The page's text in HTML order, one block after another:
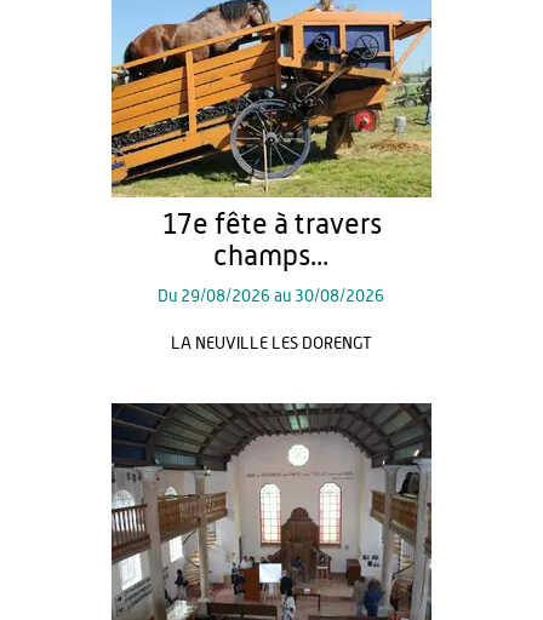
17e fête à travers
champs...
Du 29/08/2026 au 30/08/2026
LA NEUVILLE LES DORENGT